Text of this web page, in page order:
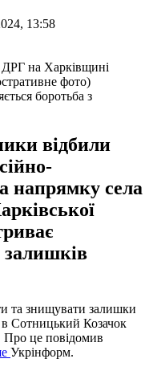
13:58
фото)
боротьба з
відбили
напрямку села
та знищувати залишки
Сотницький Козачок
Про це повідомив
Укрінформ.